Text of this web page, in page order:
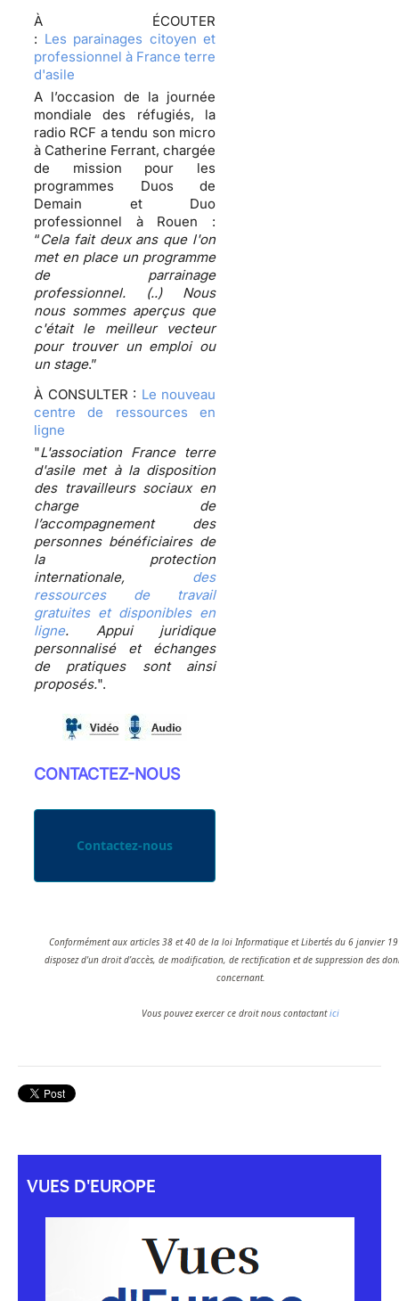
À ÉCOUTER
: Les parainages citoyen et
professionnel à France terre
d'asile
A l’occasion de la journée
mondiale des réfugiés, la
radio RCF a tendu son micro
à Catherine Ferrant, chargée
de mission pour les
programmes Duos de
Demain et Duo
professionnel à Rouen :
“Cela fait deux ans que l'on
met en place un programme
de parrainage
professionnel. (..) Nous
nous sommes aperçus que
c'était le meilleur vecteur
pour trouver un emploi ou
un stage.”
À CONSULTER : Le nouveau
centre de ressources en
ligne
"L'association France terre
d'asile met à la disposition
des travailleurs sociaux en
charge de
l’accompagnement des
personnes bénéficiaires de
la protection
internationale, des
ressources de travail
gratuites et disponibles en
ligne. Appui juridique
personnalisé et échanges
de pratiques sont ainsi
proposés.".
CONTACTEZ-NOUS
Contactez-nous
Conformément aux articles 38 et 40 de la loi Informatique et Libertés du 6 janvier
disposez d'un droit d’accès, de modification, de rectification et de suppression des
concernant.
Vous pouvez exercer ce droit nous contactantici
VUES D'EUROPE